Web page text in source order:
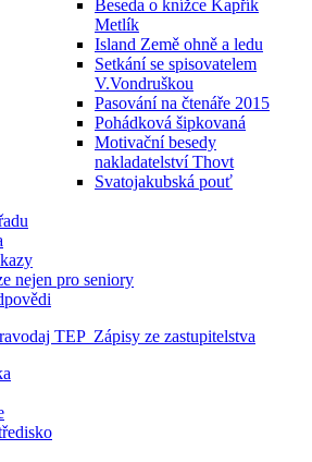
Beseda o knížce Kapřík
Metlík
Island Země ohně a ledu
Setkání se spisovatelem
V.Vondruškou
Pasování na čtenáře 2015
Pohádková šipkovaná
Motivační besedy
nakladatelství Thovt
Svatojakubská pouť
nejen pro seniory
TEP Zápisy ze zastupitelstva